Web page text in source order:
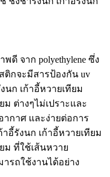
ดี จาก polyethylene ซึ่ง
กจะมีสารป้องกัน uv
นก เก้าอี้หวายเทียม
ม ต่างๆไม่เปราะและ
กาศ และง่ายต่อการ
อี้รังนก เก้าอี้หวายเทียม
ม ที่ใช้เส้นหวาย
ารถใช้งานได้อย่าง